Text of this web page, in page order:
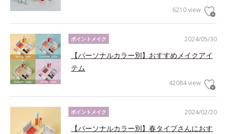
6210 view
2024/05/30
ポイントメイク
【パーソナルカラー別】おすすめメイクアイ
テム
42084 view
2024/02/20
ポイントメイク
【パーソナルカラー別】春タイプさんにおす